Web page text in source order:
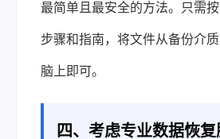
最简单且最安全的方法。只需
步骤和指南，将文件从备份介
脑上即可。
四、考虑专业数据恢